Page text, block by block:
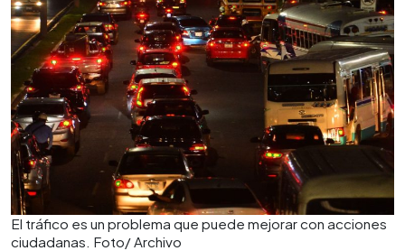
El tráfico es un problema que puede mejorar con acciones
ciudadanas. Foto/ Archivo